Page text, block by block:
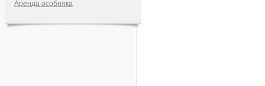
Аренда особняка